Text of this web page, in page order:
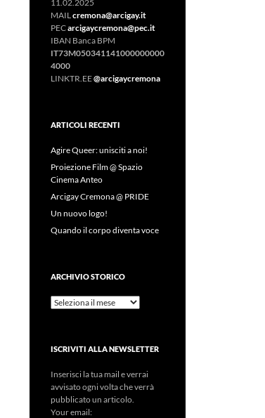
11.02.2025
MAILcremona@arcigay.it
PECarcigaycremona@pec.it
IBAN Banca BPM
IT73M050341141000000000
4000
LINKTR.EE@arcigaycremona
ARTICOLI RECENTI
Agire Queer: unisciti a noi!
Proiezione Film @ Spazio
Cinema Anteo
Arcigay Cremona @ PRIDE
Un nuovo logo!
Quando il corpo diventa voce
ARCHIVIO STORICO
Archivio
ISCRIVITI ALLA NEWSLETTER
Inserisci la tua mail e verrai
avvisato ogni volta che verrà
pubblicato un articolo.
Your email: